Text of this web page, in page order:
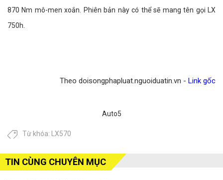
870 Nm mô-men xoắn. Phiên bản này có thể sẽ mang tên gọi LX
750h.
Theo doisongphapluat.nguoiduatin.vn - Link gốc
Auto5
Từ khóa: LX570
TIN CÙNG CHUYÊN MỤC